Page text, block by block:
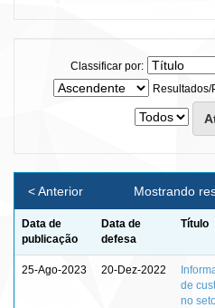
Classificar por:
Resultados/
Mostrando
< Anterior
Data de
publicação
Data de
defesa
Título
25-Ago-2023 20-Dez-2022
de
no